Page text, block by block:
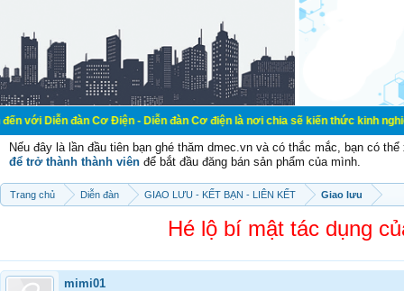
đàn Cơ Điện - Diễn đàn Cơ điện là nơi chia sẽ kiến thức kinh nghiệm
Nếu đây là lần đầu tiên bạn ghé thăm dmec.vn và có thắc mắc, bạn có
để trở thành thành viên để bắt đầu đăng bán sản phẩm của mình.
Trang chủ Diễn đàn GIAO LƯU - KẾT BẠN - LIÊN KẾT Giao lưu
Hé lộ bí mật tác dụng
mimi01